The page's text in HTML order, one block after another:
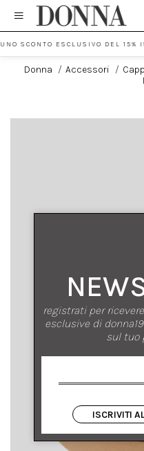
SCONTO ESCLUSIVO DEL 15%
Donna / Accessori /
registrati per
esclusive di
sul tuo
ISCRIVITI